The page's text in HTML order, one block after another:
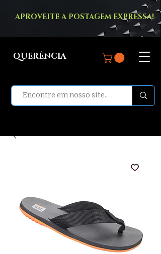
APROVEITE A POSTAGEM EXPRESSA!
QUERÊNCIA